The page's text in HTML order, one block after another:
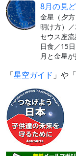
8月の見
金星（夕
明け方）
セウス座
日食／15
月と金星
「星空ガイド 」や「